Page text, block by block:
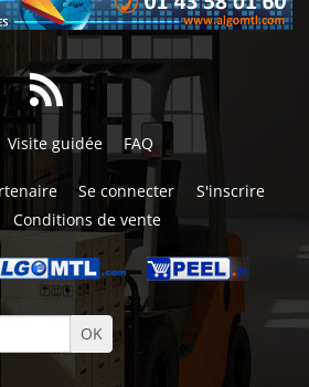
Visite guidée FAQ
Se connecter
S'inscrire
Conditions de vente